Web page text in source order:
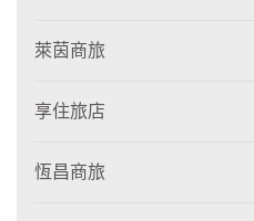
萊茵商旅
享住旅店
恆昌商旅